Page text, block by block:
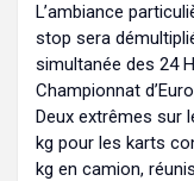
L’ambiance
stop sera
simultanée des 24
Championnat
Deux extrêmes sur
kg pour les karts
kg en camion,